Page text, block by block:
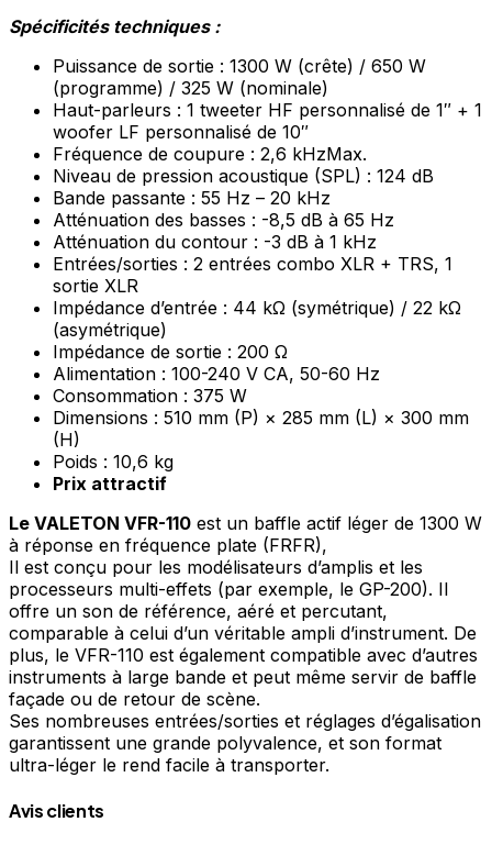
Spécificités techniques :
Puissance de sortie : 1300 W (crête) / 650 W
(programme) / 325 W (nominale)
Haut-parleurs : 1 tweeter HF personnalisé de 1″ + 1
woofer LF personnalisé de 10″
Fréquence de coupure : 2,6 kHzMax.
Niveau de pression acoustique (SPL) : 124 dB
Bande passante : 55 Hz – 20 kHz
Atténuation des basses : -8,5 dB à 65 Hz
Atténuation du contour : -3 dB à 1 kHz
Entrées/sorties : 2 entrées combo XLR + TRS, 1
sortie XLR
Impédance d’entrée : 44 kΩ (symétrique) / 22 kΩ
(asymétrique)
Impédance de sortie : 200 Ω
Alimentation : 100-240 V CA, 50-60 Hz
Consommation : 375 W
Dimensions : 510 mm (P) × 285 mm (L) × 300 mm
(H)
Poids : 10,6 kg
Prix attractif
Le VALETON VFR-110 est un baffle actif léger de 1300 W
à réponse en fréquence plate (FRFR),
Il est conçu pour les modélisateurs d’amplis et les
processeurs multi-effets (par exemple, le GP-200). Il
offre un son de référence, aéré et percutant,
comparable à celui d’un véritable ampli d’instrument. De
plus, le VFR-110 est également compatible avec d’autres
instruments à large bande et peut même servir de baffle
façade ou de retour de scène.
Ses nombreuses entrées/sorties et réglages d’égalisation
garantissent une grande polyvalence, et son format
ultra-léger le rend facile à transporter.
Avis clients